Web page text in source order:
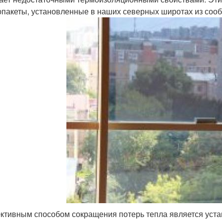
установленные в наших северных широтах из
способом сокращения потерь тепла является